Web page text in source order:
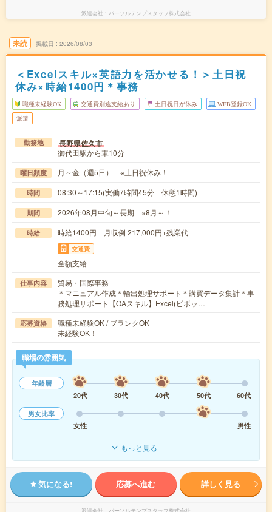
派遣会社 パーソルテンプスタッフ株式会社
未読 掲載日 2026/08/03
＜Excelスキル×英語力を活かせる！＞土日祝
休み×時給1400円＊事務
職種未経験OK 交通費別途支給あり 土日祝日が休み WEB登録OK
派遣
勤務地 長野県佐久市
御代田駅から車10分
曜日頻度 月～金（週5日） ※土日祝休み！
時間 08:30～17:15(実働7時間45分 休憩1時間)
期間 2026年08月中旬～長期 ※8月～！
時給 時給1400円 月収例 217,000円+残業代
交通費
全額支給
仕事内容
貿易・国際事務
＊マニュアル作成＊輸出処理サポート＊購買データ集計＊事
務処理サポート【OAスキル】Excel(ピボッ…
応募資格
職種未経験OK / ブランクOK
未経験OK！
職場の雰囲気
年齢層
20代
30代 40代 50代
60代
男女比率
女性
男性
もっと見る
気になる! 応募へ進む 詳しく見る
派遣会社 パーソルテンプスタッフ株式会社